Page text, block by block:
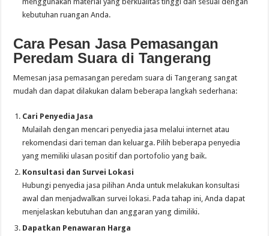
kebutuhan ruangan Anda.
Cara Pesan Jasa Pemasangan
Peredam Suara di Tangerang
Memesan jasa pemasangan peredam suara di Tangerang sangat
mudah dan dapat dilakukan dalam beberapa langkah sederhana:
Cari Penyedia Jasa
Mulailah dengan mencari penyedia jasa melalui internet atau
rekomendasi dari teman dan keluarga. Pilih beberapa penyedia
yang memiliki ulasan positif dan portofolio yang baik.
Konsultasi dan Survei Lokasi
Hubungi penyedia jasa pilihan Anda untuk melakukan konsultasi
awal dan menjadwalkan survei lokasi. Pada tahap ini, Anda dapat
menjelaskan kebutuhan dan anggaran yang dimiliki.
Dapatkan Penawaran Harga